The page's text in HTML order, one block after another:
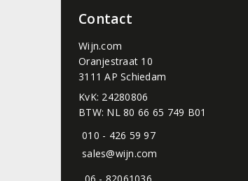
Contact
Wijn.com
Oranjestraat 10
3111 AP Schiedam
KvK: 24280806
BTW: NL 80 66 65 749 B01
010 - 426 59 97
sales@wijn.com
06 - 82061036